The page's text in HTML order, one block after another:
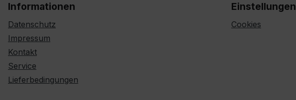
Informationen
Datenschutz
Impressum
Kontakt
Service
Lieferbedingungen
Einstellungen
Cookies